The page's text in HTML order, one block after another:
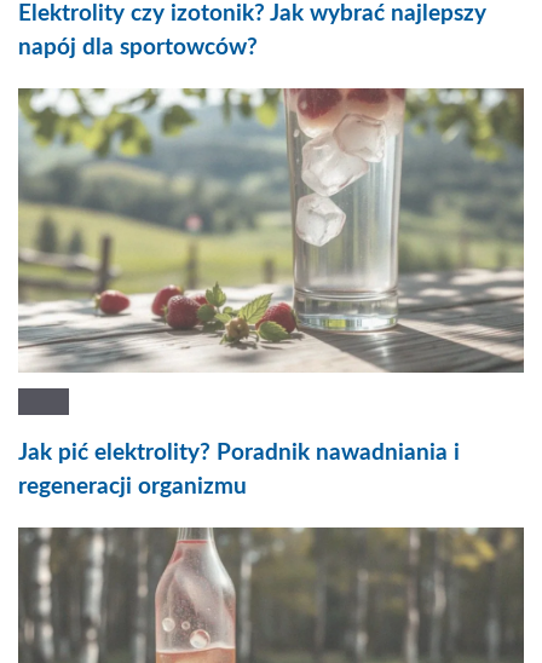
Elektrolity czy izotonik? Jak wybrać najlepszy
napój dla sportowców?
Jak pić elektrolity? Poradnik nawadniania i
regeneracji organizmu